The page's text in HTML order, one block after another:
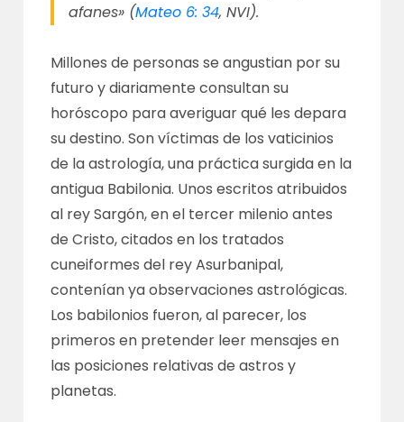
afanes» (Mateo 6: 34, NVI).
Millones de personas se angustian por su
futuro y diariamente consultan su
horóscopo para averiguar qué les depara
su destino. Son víctimas de los vaticinios
de la astrología, una práctica surgida en la
antigua Babilonia. Unos escritos atribuidos
al rey Sargón, en el tercer milenio antes
de Cristo, citados en los tratados
cuneiformes del rey Asurbanipal,
contenían ya observaciones astrológicas.
Los babilonios fueron, al parecer, los
primeros en pretender leer mensajes en
las posiciones relativas de astros y
planetas.